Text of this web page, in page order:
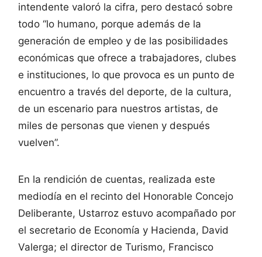
intendente valoró la cifra, pero destacó sobre
todo “lo humano, porque además de la
generación de empleo y de las posibilidades
económicas que ofrece a trabajadores, clubes
e instituciones, lo que provoca es un punto de
encuentro a través del deporte, de la cultura,
de un escenario para nuestros artistas, de
miles de personas que vienen y después
vuelven”.
En la rendición de cuentas, realizada este
mediodía en el recinto del Honorable Concejo
Deliberante, Ustarroz estuvo acompañado por
el secretario de Economía y Hacienda, David
Valerga; el director de Turismo, Francisco